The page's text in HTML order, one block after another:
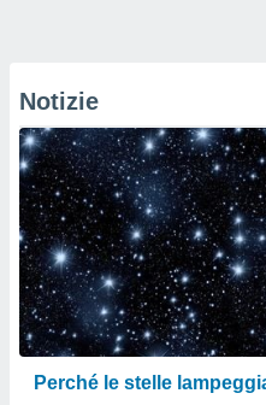
Notizie
Perché le stelle